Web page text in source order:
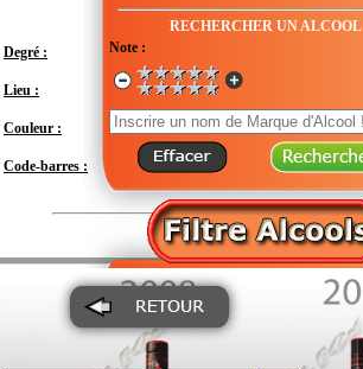
RECHERCHER UN ALCOOL
Note :
Degré :
Lieu : Royaume-Uni - Angleterre - Londres
Couleur : Transparent
Code-barres : 5000299605004